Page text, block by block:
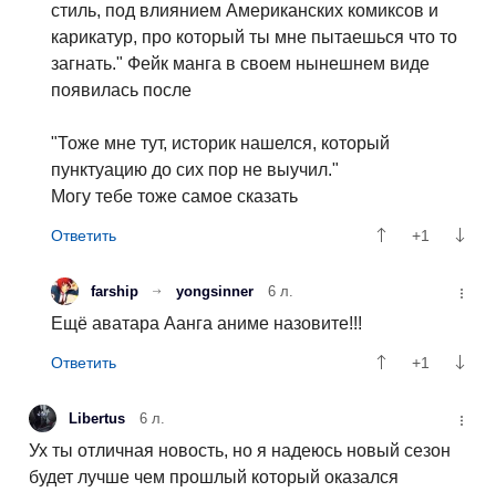
стиль, под влиянием Американских комиксов и
карикатур, про который ты мне пытаешься что то
загнать." Фейк манга в своем нынешнем виде
появилась после
"Тоже мне тут, историк нашелся, который
пунктуацию до сих пор не выучил."
Могу тебе тоже самое сказать
+1
farship yongsinner 6 л.
Ещё аватара Аанга аниме назовите!!!
+1
Libertus 6 л.
Ух ты отличная новость, но я надеюсь новый сезон
будет лучше чем прошлый который оказался